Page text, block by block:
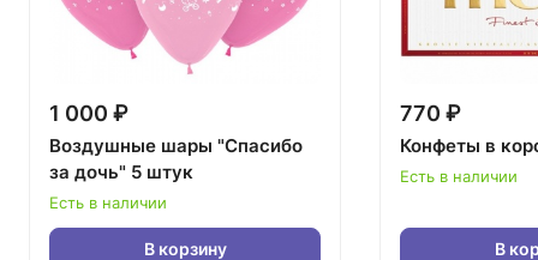
1 000 ₽
Воздушные шары "Спасибо
за дочь" 5 штук
Есть в наличии
В корзину
770 ₽
Конфеты в
Есть в наличии
В